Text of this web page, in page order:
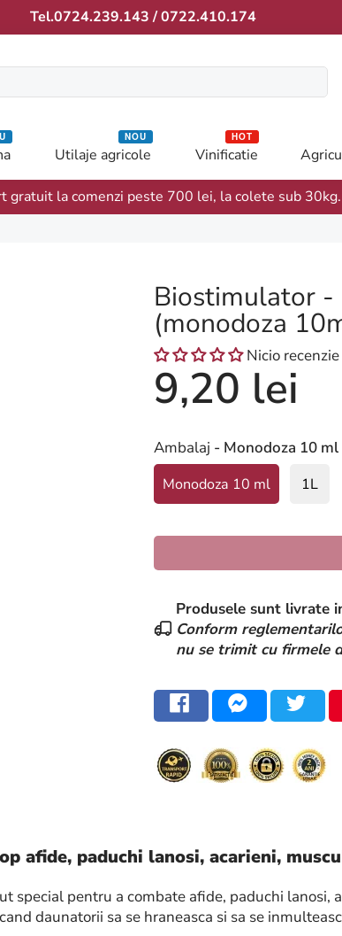
Tel.0724.239.143 / 0722.410.174
Utilaje agricole
NOU
Vinificatie
HOT
gratuit la comenzi peste 700 lei, la colete sub 30kg.
Biostimulator -
(monodoza
Nicio recenzie
9,20 lei
Ambalaj - Monodoza 10 ml
Monodoza 10 ml 1L
Produsele sunt livrate
Conform
nu se trimit cu firmele
afide, paduchi lanosi, acarieni,
special pentru a combate afide, paduchi lanosi,
daunatorii sa se hraneasca si sa se